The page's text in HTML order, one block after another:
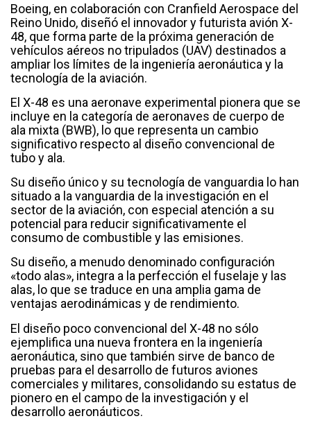
Boeing, en colaboración con Cranfield Aerospace del
Reino Unido, diseñó el innovador y futurista avión X-
48, que forma parte de la próxima generación de
vehículos aéreos no tripulados (UAV) destinados a
ampliar los límites de la ingeniería aeronáutica y la
tecnología de la aviación.
El X-48 es una aeronave experimental pionera que se
incluye en la categoría de aeronaves de cuerpo de
ala mixta (BWB), lo que representa un cambio
significativo respecto al diseño convencional de
tubo y ala.
Su diseño único y su tecnología de vanguardia lo han
situado a la vanguardia de la investigación en el
sector de la aviación, con especial atención a su
potencial para reducir significativamente el
consumo de combustible y las emisiones.
Su diseño, a menudo denominado configuración
«todo alas», integra a la perfección el fuselaje y las
alas, lo que se traduce en una amplia gama de
ventajas aerodinámicas y de rendimiento.
El diseño poco convencional del X-48 no sólo
ejemplifica una nueva frontera en la ingeniería
aeronáutica, sino que también sirve de banco de
pruebas para el desarrollo de futuros aviones
comerciales y militares, consolidando su estatus de
pionero en el campo de la investigación y el
desarrollo aeronáuticos.